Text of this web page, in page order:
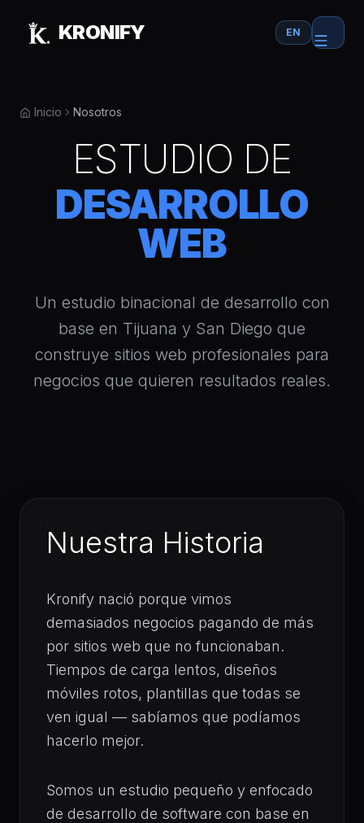
KRONIFY EN
Inicio Nosotros
ESTUDIO DE
DESARROLLO
WEB
Un estudio binacional de desarrollo con
base en Tijuana y San Diego que
construye sitios web profesionales para
negocios que quieren resultados reales.
Nuestra Historia
Kronify nació porque vimos
demasiados negocios pagando de más
por sitios web que no funcionaban.
Tiempos de carga lentos, diseños
móviles rotos, plantillas que todas se
ven igual — sabíamos que podíamos
hacerlo mejor.
Somos un estudio pequeño y enfocado
de desarrollo de software con base en